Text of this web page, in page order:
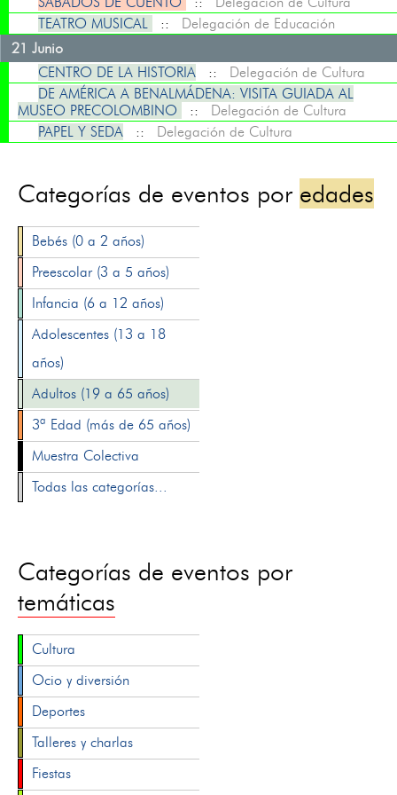
TEATRO MUSICAL
:: Delegación de Educación
21 Junio
CENTRO DE LA HISTORIA :: Delegación de Cultura
DE AMÉRICA A BENALMÁDENA: VISITA GUIADA AL
MUSEO PRECOLOMBINO
:: Delegación de Cultura
PAPEL Y SEDA :: Delegación de Cultura
Categorías de eventos por edades
Bebés (0 a 2 años)
Preescolar (3 a 5 años)
Infancia (6 a 12 años)
Adolescentes (13 a 18
años)
Adultos (19 a 65 años)
3ª Edad (más de 65 años)
Muestra Colectiva
Todas las categorías...
Categorías de eventos por
temáticas
Cultura
Ocio y diversión
Deportes
Talleres y charlas
Fiestas